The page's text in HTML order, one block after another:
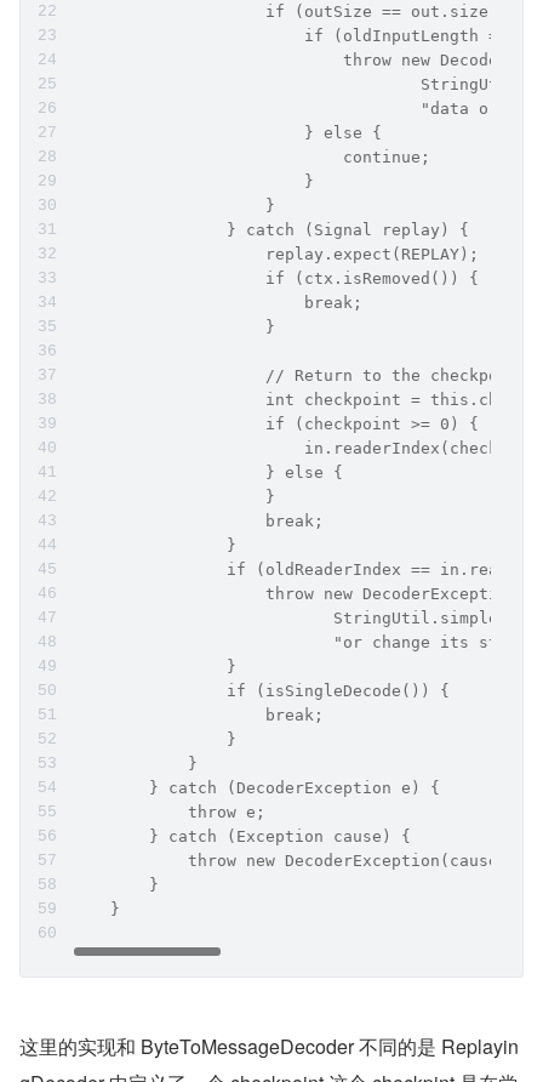
                    if (outSize == out.size()) {
if (oldInputLength ==
throw new
"data or
                        } else {
                            continue;
                        }
                    }
                } catch (Signal replay) {
                    replay.expect(REPLAY);
                    if (ctx.isRemoved()) {
                        break;
                    }
// Return to the checkpoint
int checkpoint =
                    if (checkpoint >= 0) {
                    } else {
                    }
                    break;
                }
if (oldReaderIndex ==
                    throw new DecoderException(
"or change its state
                }
                if (isSingleDecode()) {
                    break;
                }
            }
        } catch (DecoderException e) {
            throw e;
        } catch (Exception cause) {
            throw new DecoderException(cause);
        }
    }
这里的实现和 ByteToMessageDecoder 不同的是 Replayin